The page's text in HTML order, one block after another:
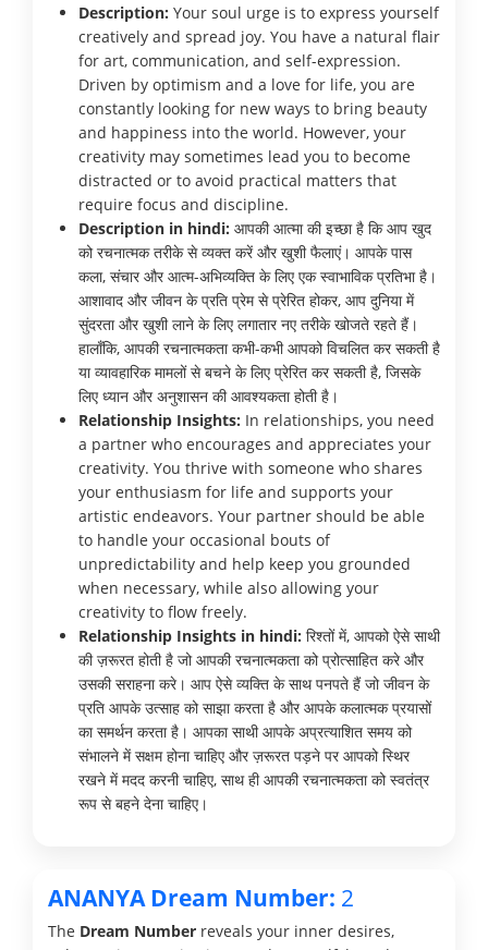
Description: Your soul urge is to express yourself
creatively and spread joy. You have a natural flair
for art, communication, and self-expression.
Driven by optimism and a love for life, you are
constantly looking for new ways to bring beauty
and happiness into the world. However, your
creativity may sometimes lead you to become
distracted or to avoid practical matters that
require focus and discipline.
Description in hindi: आपकी आत्मा की इच्छा है कि आप खुद
को रचनात्मक तरीके से व्यक्त करें और खुशी फैलाएं। आपके पास
कला, संचार और आत्म-अभिव्यक्ति के लिए एक स्वाभाविक प्रतिभा है।
आशावाद और जीवन के प्रति प्रेम से प्रेरित होकर, आप दुनिया में
सुंदरता और खुशी लाने के लिए लगातार नए तरीके खोजते रहते हैं।
हालाँकि, आपकी रचनात्मकता कभी-कभी आपको विचलित कर सकती है
या व्यावहारिक मामलों से बचने के लिए प्रेरित कर सकती है, जिसके
लिए ध्यान और अनुशासन की आवश्यकता होती है।
Relationship Insights: In relationships, you need
a partner who encourages and appreciates your
creativity. You thrive with someone who shares
your enthusiasm for life and supports your
artistic endeavors. Your partner should be able
to handle your occasional bouts of
unpredictability and help keep you grounded
when necessary, while also allowing your
creativity to flow freely.
Relationship Insights in hindi: रिश्तों में, आपको ऐसे साथी
की ज़रूरत होती है जो आपकी रचनात्मकता को प्रोत्साहित करे और
उसकी सराहना करे। आप ऐसे व्यक्ति के साथ पनपते हैं जो जीवन के
प्रति आपके उत्साह को साझा करता है और आपके कलात्मक प्रयासों
का समर्थन करता है। आपका साथी आपके अप्रत्याशित समय को
संभालने में सक्षम होना चाहिए और ज़रूरत पड़ने पर आपको स्थिर
रखने में मदद करनी चाहिए, साथ ही आपकी रचनात्मकता को स्वतंत्र
रूप से बहने देना चाहिए।
ANANYA Dream Number: 2
The Dream Number reveals your inner desires,